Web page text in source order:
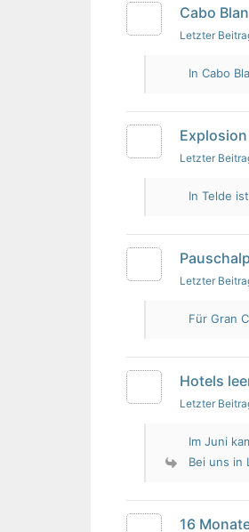
Cabo
Letzter
In Cabo
Letzter
In Telde
Letzter
Für Gran
Hotels
Letzter
Im Juni
Bei uns in
16